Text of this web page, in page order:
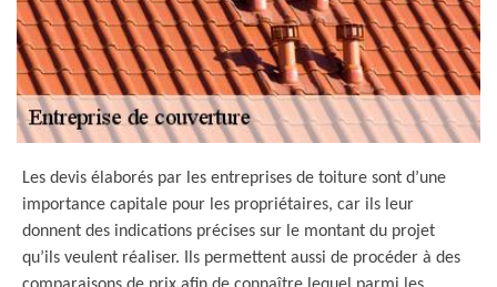
Les devis élaborés par les entreprises de toiture sont d’une
importance capitale pour les propriétaires, car ils leur
donnent des indications précises sur le montant du projet
qu’ils veulent réaliser. Ils permettent aussi de procéder à des